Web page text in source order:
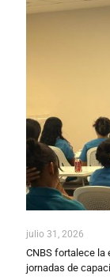
julio 31, 2026
CNBS fortalece la
jornadas de